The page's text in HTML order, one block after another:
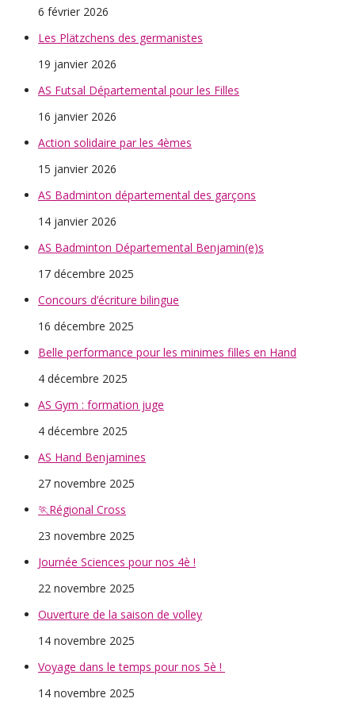
6 février 2026
Les Plätzchens des germanistes
19 janvier 2026
AS Futsal Départemental pour les Filles
16 janvier 2026
Action solidaire par les 4èmes
15 janvier 2026
AS Badminton départemental des garçons
14 janvier 2026
AS Badminton Départemental Benjamin(e)s
17 décembre 2025
Concours d’écriture bilingue
16 décembre 2025
Belle performance pour les minimes filles en Hand
4 décembre 2025
AS Gym : formation juge
4 décembre 2025
AS Hand Benjamines
27 novembre 2025
🏃Régional Cross
23 novembre 2025
Journée Sciences pour nos 4è !
22 novembre 2025
Ouverture de la saison de volley
14 novembre 2025
Voyage dans le temps pour nos 5è !
14 novembre 2025